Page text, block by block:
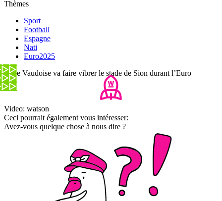
Thèmes
Sport
Football
Espagne
Nati
Euro2025
Cette Vaudoise va faire vibrer le stade de Sion durant l’Euro
Video: watson
Ceci pourrait également vous intéresser:
Avez-vous quelque chose à nous dire ?